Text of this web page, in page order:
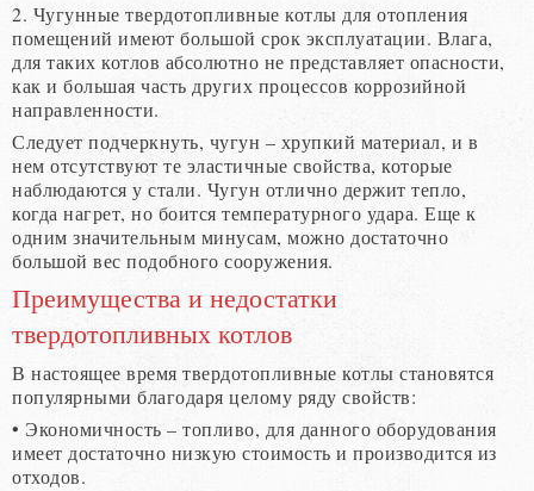
2. Чугунные твердотопливные котлы для отопления
помещений имеют большой срок эксплуатации. Влага,
для таких котлов абсолютно не представляет опасности,
как и большая часть других процессов коррозийной
направленности.
Следует подчеркнуть, чугун – хрупкий материал, и в
нем отсутствуют те эластичные свойства, которые
наблюдаются у стали. Чугун отлично держит тепло,
когда нагрет, но боится температурного удара. Еще к
одним значительным минусам, можно достаточно
большой вес подобного сооружения.
Преимущества и недостатки
твердотопливных котлов
В настоящее время твердотопливные котлы становятся
популярными благодаря целому ряду свойств:
• Экономичность – топливо, для данного оборудования
имеет достаточно низкую стоимость и производится из
отходов.